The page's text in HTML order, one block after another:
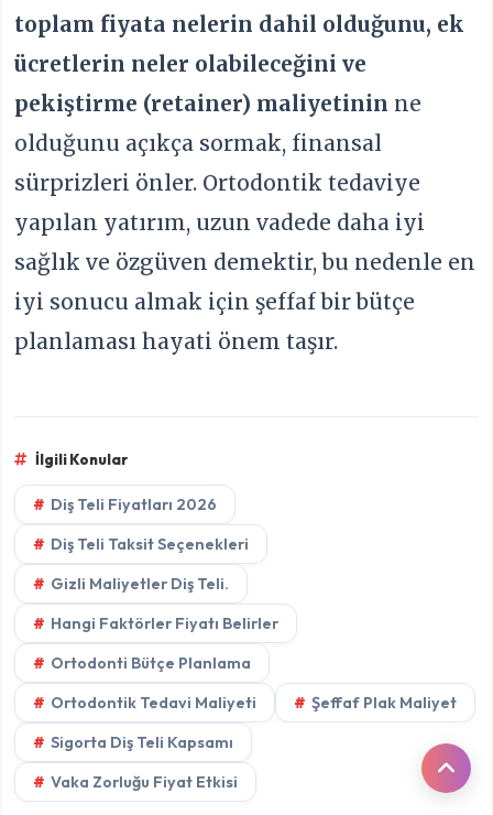
toplam fiyata nelerin dahil olduğunu, ek
ücretlerin neler olabileceğini ve
pekiştirme (retainer) maliyetinin ne
olduğunu açıkça sormak, finansal
sürprizleri önler. Ortodontik tedaviye
yapılan yatırım, uzun vadede daha iyi
sağlık ve özgüven demektir, bu nedenle en
iyi sonucu almak için şeffaf bir bütçe
planlaması hayati önem taşır.
İlgili Konular
Diş Teli Fiyatları 2026
Diş Teli Taksit Seçenekleri
Gizli Maliyetler Diş Teli.
Hangi Faktörler Fiyatı Belirler
Ortodonti Bütçe Planlama
Ortodontik Tedavi Maliyeti
Şeffaf Plak Maliyet
Sigorta Diş Teli Kapsamı
Vaka Zorluğu Fiyat Etkisi